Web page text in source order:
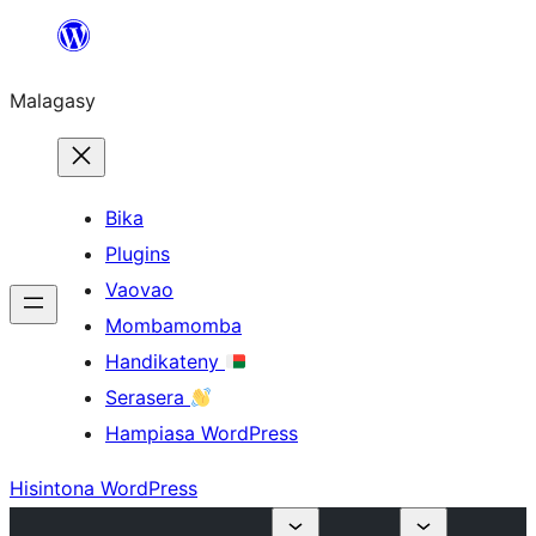
Hakany
ventiny
Malagasy
Bika
Plugins
Vaovao
Mombamomba
Handikateny
Serasera
Hampiasa WordPress
Hisintona WordPress